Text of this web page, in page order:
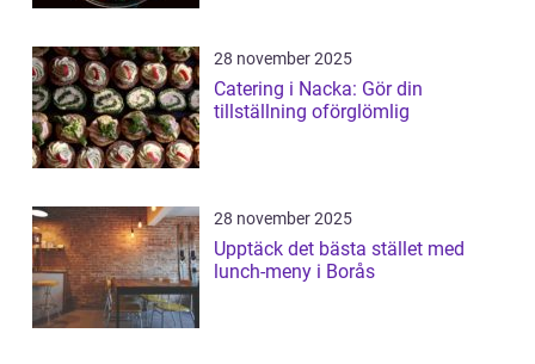
28 november 2025
Catering i Nacka: Gör din
tillställning oförglömlig
28 november 2025
Upptäck det bästa stället med
lunch-meny i Borås